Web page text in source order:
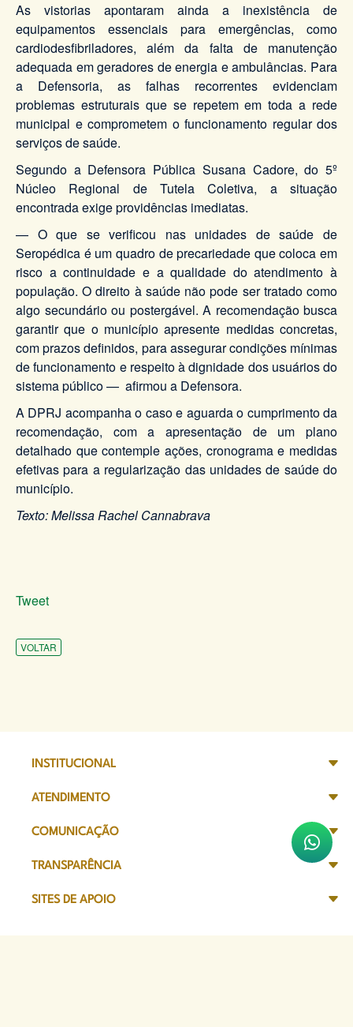
As vistorias apontaram ainda a inexistência de
equipamentos essenciais para emergências, como
cardiodesfibriladores, além da falta de manutenção
adequada em geradores de energia e ambulâncias. Para
a Defensoria, as falhas recorrentes evidenciam
problemas estruturais que se repetem em toda a rede
municipal e comprometem o funcionamento regular dos
serviços de saúde.
Segundo a Defensora Pública Susana Cadore, do 5º
Núcleo Regional de Tutela Coletiva, a situação
encontrada exige providências imediatas.
— O que se verificou nas unidades de saúde de
Seropédica é um quadro de precariedade que coloca em
risco a continuidade e a qualidade do atendimento à
população. O direito à saúde não pode ser tratado como
algo secundário ou postergável. A recomendação busca
garantir que o município apresente medidas concretas,
com prazos definidos, para assegurar condições mínimas
de funcionamento e respeito à dignidade dos usuários do
sistema público — afirmou a Defensora.
A DPRJ acompanha o caso e aguarda o cumprimento da
recomendação, com a apresentação de um plano
detalhado que contemple ações, cronograma e medidas
efetivas para a regularização das unidades de saúde do
município.
Texto: Melissa Rachel Cannabrava
Tweet
VOLTAR
INSTITUCIONAL
ATENDIMENTO
COMUNICAÇÃO
TRANSPARÊNCIA
SITES DE APOIO